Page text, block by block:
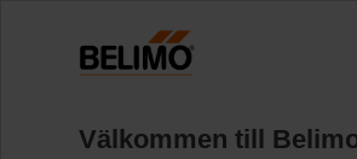
Välkommen till